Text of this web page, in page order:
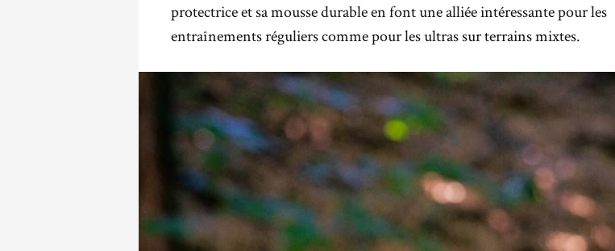
protectrice et sa mousse durable en font une alliée intéressante pour les
entraînements réguliers comme pour les ultras sur terrains mixtes.